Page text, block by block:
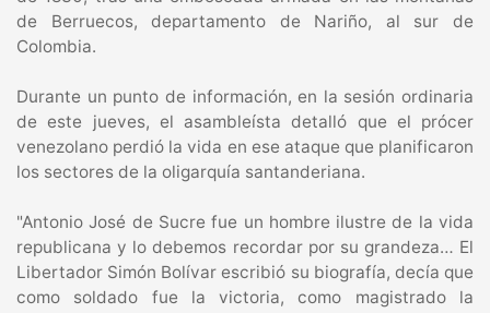
de Berruecos, departamento de Nariño, al sur de
Colombia.
Durante un punto de información, en la sesión ordinaria
de este jueves, el asambleísta detalló que el prócer
venezolano perdió la vida en ese ataque que planificaron
los sectores de la oligarquía santanderiana.
"Antonio José de Sucre fue un hombre ilustre de la vida
republicana y lo debemos recordar por su grandeza… El
Libertador Simón Bolívar escribió su biografía, decía que
como soldado fue la victoria, como magistrado la